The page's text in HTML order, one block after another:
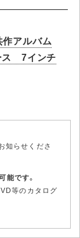
アルバム
ス 7インチ
知らせくださ
です。
等のカタログ